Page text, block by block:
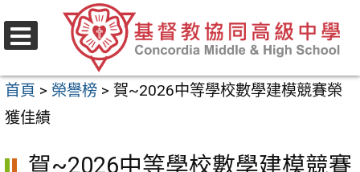
至
要
內
首頁 > 榮譽榜 > 賀~2026中等學校數學建模競賽榮
獲佳績
賀~2026中等學校數學建模競賽
選
單